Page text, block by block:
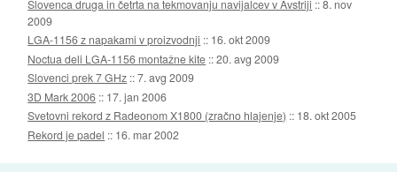
Slovenca druga in četrta na tekmovanju navijalcev v Avstriji ::8. nov
2009
LGA-1156 z napakami v proizvodnji :: 16. okt 2009
Noctua deli LGA-1156 montažne kite ::20. avg 2009
Slovenci prek 7 GHz ::7. avg 2009
3D Mark 2006 :: 17. jan 2006
Svetovni rekord z Radeonom X1800 (zračno hlajenje) :: 18. okt 2005
Rekord je padel :: 16. mar 2002